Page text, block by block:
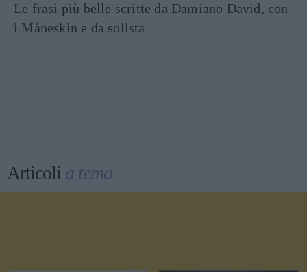
Le frasi più belle scritte da Damiano David, con
i Måneskin e da solista
Articoli a tema